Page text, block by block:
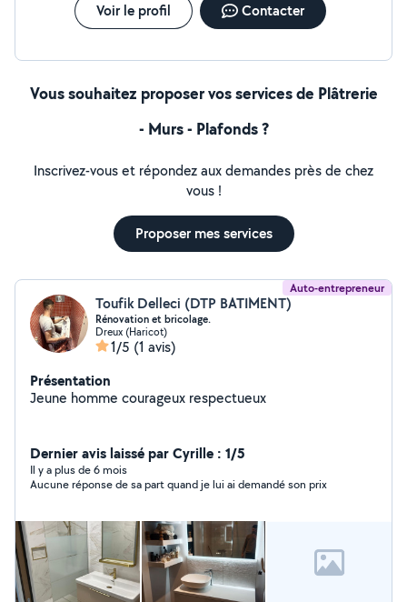
Voir le profil Contacter
Vous souhaitez proposer vos services de Plâtrerie
- Murs - Plafonds ?
Inscrivez-vous et répondez aux demandes près de chez
vous !
Proposer mes services
Auto-entrepreneur
Toufik Delleci (DTP BATIMENT)
Rénovation et bricolage.
Dreux (Haricot)
1/5 (1 avis)
Présentation
Jeune homme courageux respectueux
Dernier avis laissé par Cyrille : 1/5
Il y a plus de 6 mois
Aucune réponse de sa part quand je lui ai demandé son prix